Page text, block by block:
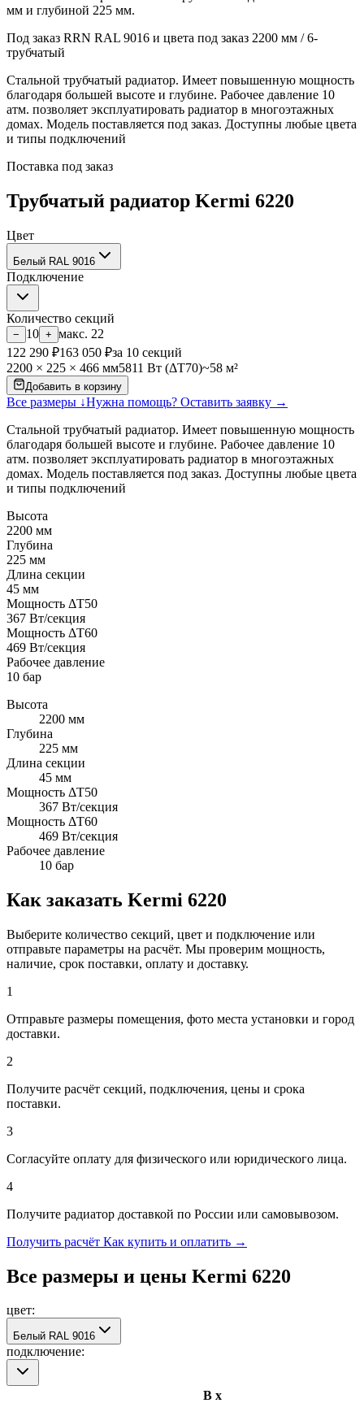
мм и глубиной 225 мм.
Под заказ RRN RAL 9016 и цвета под заказ 2200 мм / 6-
трубчатый
Стальной трубчатый радиатор. Имеет повышенную мощность
благодаря большей высоте и глубине. Рабочее давление 10
атм. позволяет эксплуатировать радиатор в многоэтажных
домах. Модель поставляется под заказ. Доступны любые цвета
и типы подключений
Поставка под заказ
Трубчатый радиатор Kermi 6220
Цвет
Белый RAL 9016
Подключение
Количество секций
− 10 + макс. 22
122 290 ₽163 050 ₽за 10 секций
2200 × 225 × 466 мм5811 Вт (ΔT70)~58 м²
Добавить в корзину
Все размеры ↓Нужна помощь? Оставить заявку →
Стальной трубчатый радиатор. Имеет повышенную мощность
благодаря большей высоте и глубине. Рабочее давление 10
атм. позволяет эксплуатировать радиатор в многоэтажных
домах. Модель поставляется под заказ. Доступны любые цвета
и типы подключений
Высота
2200 мм
Глубина
225 мм
Длина секции
45 мм
Мощность ΔT50
367 Вт/секция
Мощность ΔT60
469 Вт/секция
Рабочее давление
10 бар
Высота
2200 мм
Глубина
225 мм
Длина секции
45 мм
Мощность ΔT50
367 Вт/секция
Мощность ΔT60
469 Вт/секция
Рабочее давление
10 бар
Как заказать Kermi 6220
Выберите количество секций, цвет и подключение или
отправьте параметры на расчёт. Мы проверим мощность,
наличие, срок поставки, оплату и доставку.
1
Отправьте размеры помещения, фото места установки и город
доставки.
2
Получите расчёт секций, подключения, цены и срока
поставки.
3
Согласуйте оплату для физического или юридического лица.
4
Получите радиатор доставкой по России или самовывозом.
Получить расчёт Как купить и оплатить →
Все размеры и цены Kermi 6220
цвет:
Белый RAL 9016
подключение:
В х